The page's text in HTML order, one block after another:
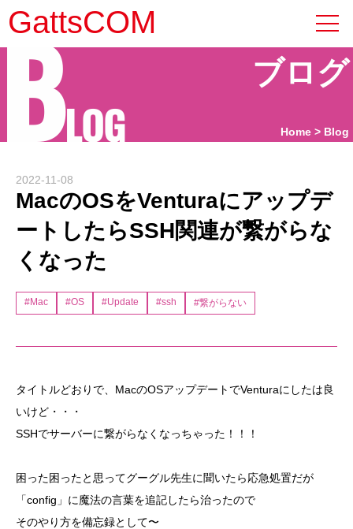
GattsCOM
ブログ
BLOG Home Blog
2022-11-08
MacのOSをVenturaにアップデ
ートしたらSSH関連が繋がらな
くなった
#Mac #OS #Update #ssh #繋がらない
タイトルどおりで、MacのOSアップデートでVenturaにしたは良
いけど・・・
SSHでサーバーに繋がらなくなっちゃった！！！
困った困ったと思ってグーグル先生に聞いたら応急処置だが
「config」に魔法の言葉を追記したら治ったので
そのやり方を備忘録として〜